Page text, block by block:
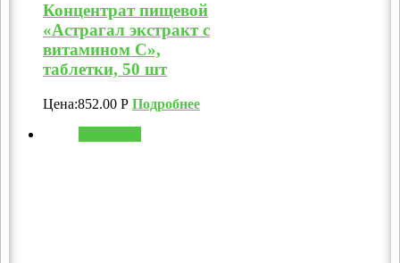
Концентрат пищевой
«Астрагал экстракт с
витамином C»,
таблетки, 50 шт
Цена:852.00 Р Подробнее